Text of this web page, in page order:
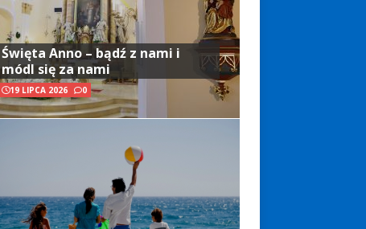
Święta Anno – bądź z nami i
módl się za nami
19 LIPCA 2026 0